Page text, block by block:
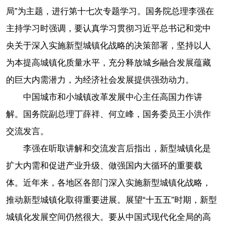
局”为主题，进行第十七次专题学习。国务院总理李强在
主持学习时强调，要认真学习贯彻习近平总书记和党中
央关于深入实施新型城镇化战略的决策部署，坚持以人
为本提高城镇化质量水平，充分释放城乡融合发展蕴藏
的巨大内需潜力，为经济社会发展提供强劲动力。
中国城市和小城镇改革发展中心主任高国力作讲
解。国务院副总理丁薛祥、何立峰，国务委员王小洪作
交流发言。
李强在听取讲解和交流发言后指出，新型城镇化是
扩大内需和促进产业升级、做强国内大循环的重要载
体。近年来，各地区各部门深入实施新型城镇化战略，
推动新型城镇化取得重要进展。展望“十五五”时期，新型
城镇化发展空间仍然很大。要从中国式现代化全局的高